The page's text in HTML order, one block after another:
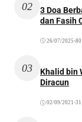
02
3 Doa
dan Fasih
26/07/2025 •
03
Khalid bin
Diracun
02/09/2021 •